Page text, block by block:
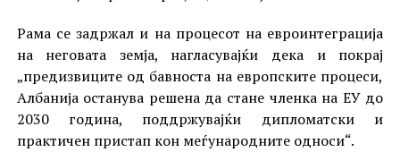
Рама се задржал и на процесот на евроинтеграција
на неговата земја, нагласувајќи дека и покрај
„предизвиците од бавноста на европските процеси,
Албанија останува решена да стане членка на ЕУ до
2030 година, поддржувајќи дипломатски и
практичен пристап кон меѓународните односи“.